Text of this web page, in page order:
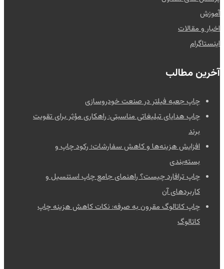
آموزش
اخبار و مقالات
اینستاگرام
آخرین مطالب
چاپ جعبه فیلتر در صنعت خودروسازی
چاپ هدایای تبلیغاتی مناسبتی: راهکاری مؤثر برای تقویت
برند
افزایش هزینه‌ها و کاهش سفارشات؛ رکود چاپ و
بسته‌بندی
چاپ ترافارد چیست؟ راهنمای جامع چاپ استنسیل و
کاربردهای آن
چاپ کاتالوگ مقرون به صرفه: نکات کاهش هزینه چاپ
کاتالوگ